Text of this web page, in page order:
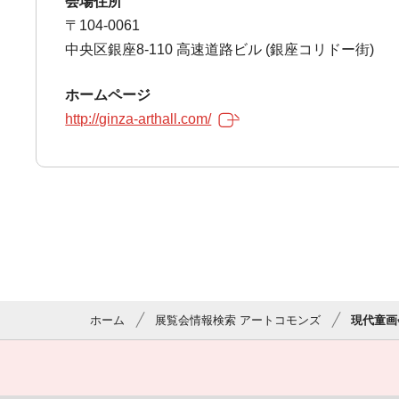
〒104-0061
中央区銀座8-110 高速道路ビル (銀座コリドー街)
ホームページ
http://ginza-arthall.com/
ホーム 展覧会情報検索 アートコモンズ 現代童